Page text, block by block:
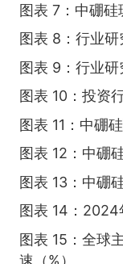
图表 7：中硼
图表 8：行业
图表 9：行业
图表 10：投资
图表 11：中硼
图表 12：中硼
图表 13：中硼
图表 14：2024
图表 15：全球
速（%）